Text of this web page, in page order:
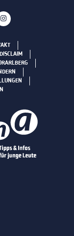
DISCLAIM